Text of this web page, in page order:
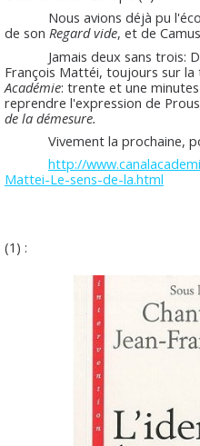
Nous avions déjà pu
de son Regard vide, et de
Jamais deux sans trois:
François Mattéi, toujours sur
Académie: trente et une minutes
reprendre l'expression de
de la démesure.
Vivement la prochaine,
http://
Mattei-Le-sens-de-la.html
(1) :